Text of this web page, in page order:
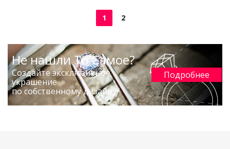
1 2
Не нашли То Самое?
Создайте эксклюзивное
украшение
по собственному дизайну!
Подробнее